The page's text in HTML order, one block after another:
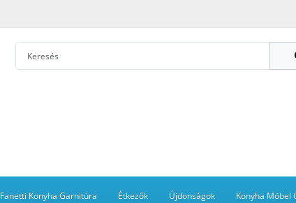
Fanetti Konyha Garnitúra Étkezők Újdonságok Konyha Möbel